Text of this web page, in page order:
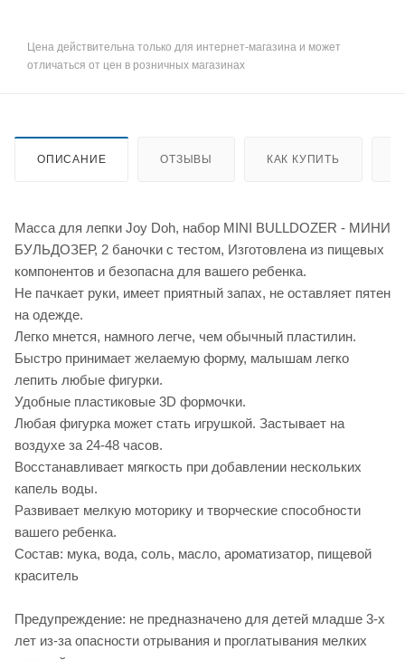
Цена действительна только для интернет-магазина и может
отличаться от цен в розничных магазинах
ОПИСАНИЕ ОТЗЫВЫ КАК КУПИТЬ
Масса для лепки Joy Doh, набор MINI BULLDOZER - МИНИ
БУЛЬДОЗЕР, 2 баночки с тестом, Изготовлена из пищевых
компонентов и безопасна для вашего ребенка.
Не пачкает руки, имеет приятный запах, не оставляет пятен
на одежде.
Легко мнется, намного легче, чем обычный пластилин.
Быстро принимает желаемую форму, малышам легко
лепить любые фигурки.
Удобные пластиковые 3D формочки.
Любая фигурка может стать игрушкой. Застывает на
воздухе за 24-48 часов.
Восстанавливает мягкость при добавлении нескольких
капель воды.
Развивает мелкую моторику и творческие способности
вашего ребенка.
Состав: мука, вода, соль, масло, ароматизатор, пищевой
краситель
Предупреждение: не предназначено для детей младше 3-х
лет из-за опасности отрывания и проглатывания мелких